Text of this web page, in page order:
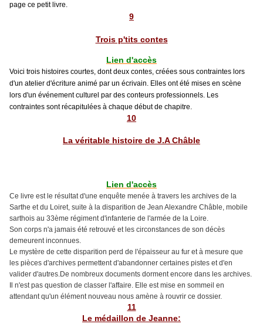
page ce petit livre.
9
Trois p'tits contes
Lien d'accès
Voici trois histoires courtes, dont deux contes, créées sous contraintes lors
d'un atelier d'écriture animé par un écrivain. Elles ont été mises en scène
lors d'un événement culturel par des conteurs professionnels. Les
contraintes sont récapitulées à chaque début de chapitre.
10
La véritable histoire de J.A Châble
Lien d'accès
Ce livre est le résultat d'une enquête menée à travers les archives de la
Sarthe et du Loiret, suite à la disparition de Jean Alexandre Châble, mobile
sarthois au 33ème régiment d'infanterie de l'armée de la Loire.
Son corps n'a jamais été retrouvé et les circonstances de son décès
demeurent inconnues.
Le mystère de cette disparition perd de l'épaisseur au fur et à mesure que
les pièces d'archives permettent d'abandonner certaines pistes et d'en
valider d'autres.De nombreux documents dorment encore dans les archives.
Il n'est pas question de classer l'affaire. Elle est mise en sommeil en
attendant qu'un élément nouveau nous amène à rouvrir ce dossier.
11
Le médaillon de Jeanne: